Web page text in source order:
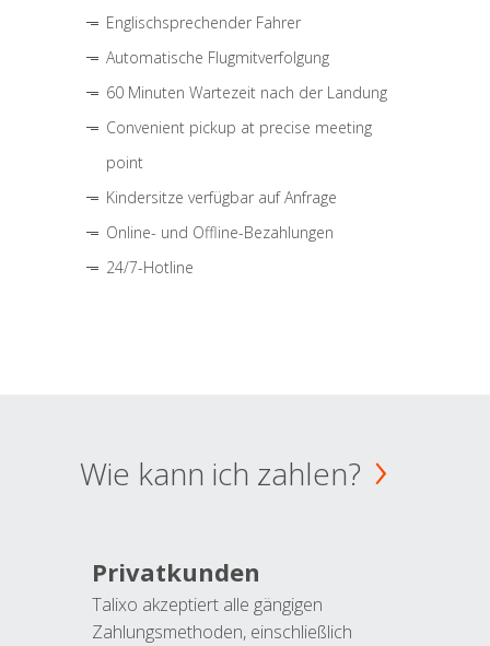
Englischsprechender Fahrer
Automatische Flugmitverfolgung
60 Minuten Wartezeit nach der Landung
Convenient pickup at precise meeting
point
Kindersitze verfügbar auf Anfrage
Online- und Offline-Bezahlungen
24/7-Hotline
Wie kann ich zahlen?
Privatkunden
Talixo akzeptiert alle gängigen
Zahlungsmethoden, einschließlich